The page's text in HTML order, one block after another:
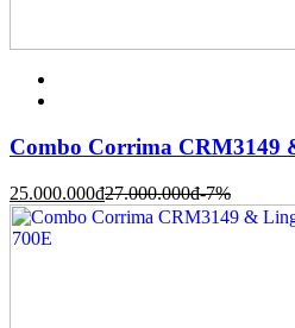
Combo Corrima CRM3149
25.000.000đ27.000.000đ-7%